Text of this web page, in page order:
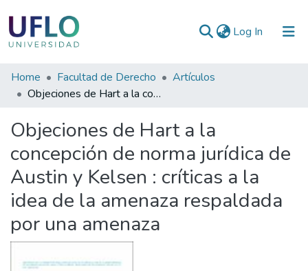
Log In (current)
Communities
&
All of RIUFLO
Statistics
Home Facultad de Derecho
Artículos
Objeciones de Hart a la concepción de norma jurídica de Austin y Kelsen : críticas a la idea de la amenaza respaldada por una amenaza
Objeciones de Hart a la
concepción de norma jurídica de
Austin y Kelsen : críticas a la
idea de la amenaza respaldada
por una amenaza